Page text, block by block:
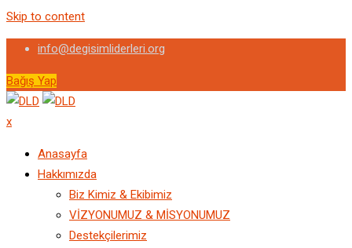
Skip to content
info@degisimliderleri.org
Bağış Yap
x
Anasayfa
Hakkımızda
Biz Kimiz & Ekibimiz
VİZYONUMUZ & MİSYONUMUZ
Destekçilerimiz